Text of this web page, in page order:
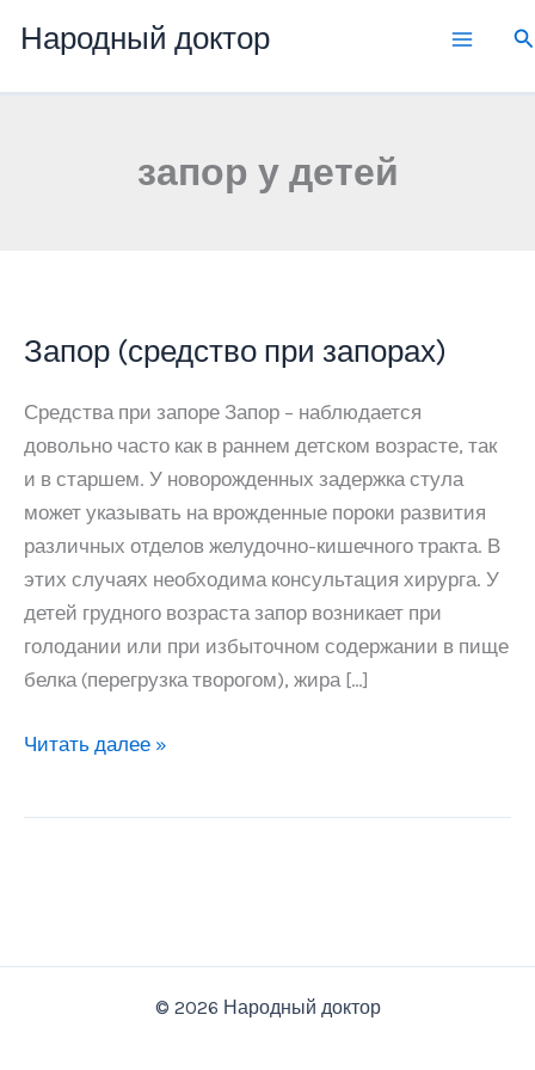
Народный доктор
запор у детей
Запор (средство при запорах)
Средства при запоре Запор – наблюдается
довольно часто как в раннем детском возрасте, так
и в старшем. У новорожденных задержка стула
может указывать на врожденные пороки развития
различных отделов желудочно-кишечного тракта. В
этих случаях необходима консультация хирурга. У
детей грудного возраста запор возникает при
голодании или при избыточном содержании в пище
белка (перегрузка творогом), жира […]
Запор
Читать далее »
© 2026 Народный доктор